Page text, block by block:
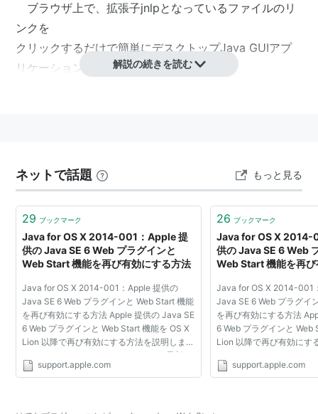
ブラウザ上で、拡張子jnlpとなっているファイルのリ
ンクを
クリックするだけで簡単にデスクトップJava GUIアプ
リケーションを実行できる技術。
さらに、一度ダウンロードした
Java Web Start対応
アプリケーションはローカルに保存され、実行するたび
に最新バージョンがあるかどうかを確認してくれる。
このJava Web Start対応アプリケーションを載せて
いるサイトがあったとき、ウェブサーバがMIMEタイプ
で拡張子jnlpを判別し、ローカルのマシンにJavaランタ
イム(JRE)とJavaプラグインがインストールされていな
ければ、自動的にJavaランタイム(JRE)とJavaプラグイ
ンをダウンロード・インストールしてくれる。
類似技術として マイクロソフトの ClickOnce(ノータッ
解説の続きを読む
ネットで話題 もっと見る
29 ブックマーク
Java for OS X 2014-001：Apple 提
供の Java SE 6 Web プラグインと
Web Start 機能を再び有効にする方法
Java for OS X 2014-001：Apple 提供の
Java SE 6 Web プラグインと Web Start 機能
を再び有効にする方法 Apple 提供の Java SE
6 Web プラグインと Web Start 機能を OS X
Lion 以降で再び有効にする方法を説明しま
す。 Java for OS X 2014-001 および最新バ
ージョンの Oracle Java 7 をインストールし
support.apple.com
26 ブックマーク
Java for OS X 2014-
供の Java SE 6 Web
Web Start 機能を再
Java for OS X 2014-001
Java SE 6 Web プラグイ
を再び有効にする方法
6 Web プラグインと Web
Lion 以降で再び有効にす
ージョンの Oracle Java
support.apple.com